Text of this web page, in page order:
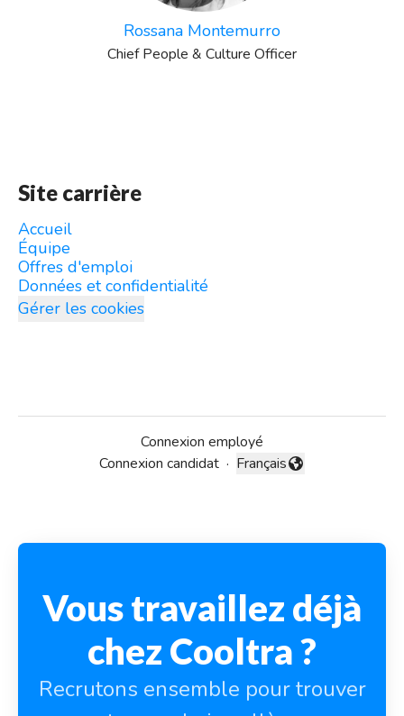
Rossana Montemurro
Chief People & Culture Officer
Site carrière
Accueil
Équipe
Offres d'emploi
Données et confidentialité
Gérer les cookies
Connexion employé
Connexion candidat · Changer la langue
Français
Vous travaillez déjà
chez Cooltra ?
Recrutons ensemble pour trouver